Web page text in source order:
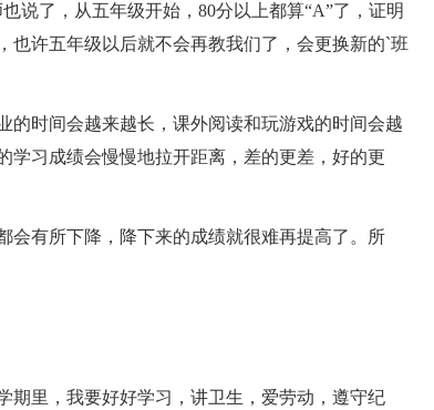
说了，从五年级开始，80分以上都算“A”了，证明
也许五年级以后就不会再教我们了，会更换新的`班
时间会越来越长，课外阅读和玩游戏的时间会越
学习成绩会慢慢地拉开距离，差的更差，好的更
有所下降，降下来的成绩就很难再提高了。所
里，我要好好学习，讲卫生，爱劳动，遵守纪